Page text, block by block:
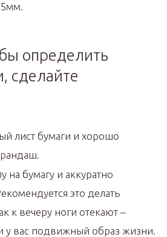
определить
сделайте
лист бумаги и хорошо
на бумагу и аккуратно
это делать
к вечеру ноги отекают –
у вас подвижный образ жизни.